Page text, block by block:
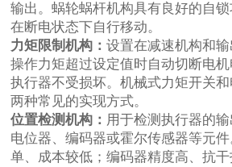
输出。蜗轮蜗杆机构具有良好的自
在断电状态下自行移动。
力矩限制机构：设置在减速机构和
操作力矩超过设定值时自动切断电
执行器不受损坏。机械式力矩开关
两种常见的实现方式。
位置检测机构： 用于检测执行器的
电位器、编码器或霍尔传感器等元
单、成本较低；编码器精度高、抗